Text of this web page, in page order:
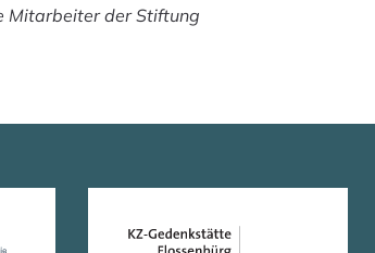
Mitarbeiter der Stiftung